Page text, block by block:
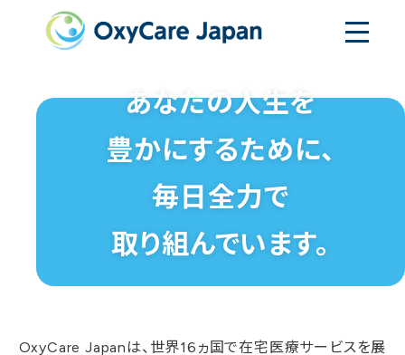
あなたの人生を
豊かにするために、
毎日全力で
取り組んでいます。
OxyCare Japanは、世界16ヵ国で在宅医療サービスを展